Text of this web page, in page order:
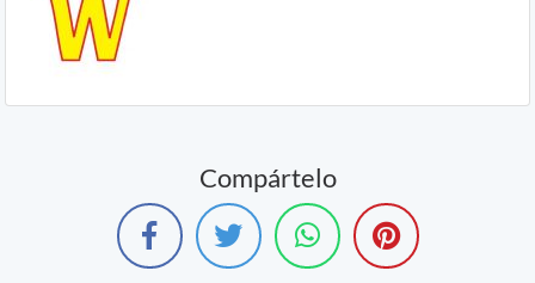
Compártelo